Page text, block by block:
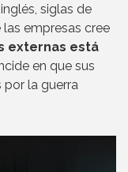
siglas de
empresas cree
externas está
en que sus
por la guerra